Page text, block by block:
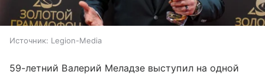
Источник: Legion-Media
59-летний Валерий Меладзе выступил на одной